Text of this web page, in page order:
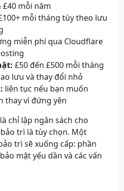
£40 mỗi năm
mỗi tháng tùy theo lưu
miễn phí qua Cloudflare
£50 đến £500 mỗi tháng
lưu và thay đổi nhỏ
liên tục nếu bạn muốn
thay vì đứng yên
chỉ lập ngân sách cho
trì là tùy chọn. Một
trì sẽ xuống cấp: phần
mật yếu dần và các vấn